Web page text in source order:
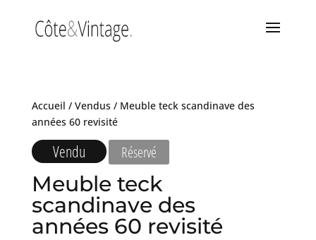
Accueil / Vendus/ Meuble teck scandinave des
années 60 revisité
Vendu Réservé
Meuble teck
scandinave des
années 60 revisité